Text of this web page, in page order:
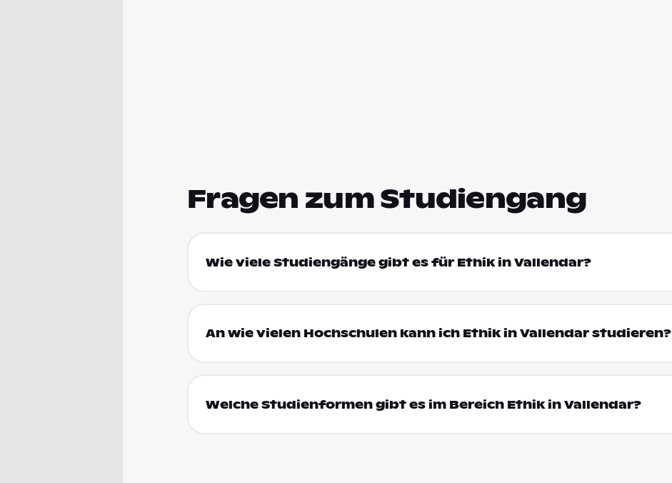
Fragen zum Studiengang
Wie viele Studiengänge gibt es für Ethik in Vallendar?
An wie vielen Hochschulen kann ich Ethik in Vallendar studieren?
Welche Studienformen gibt es im Bereich Ethik in Vallendar?